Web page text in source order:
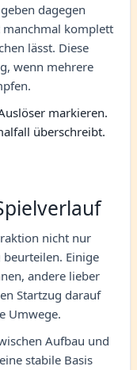
dagegen
komplett
lässt. Diese
wenn mehrere
markieren.
überschreibt.
nicht nur
beurteilen. Einige
andere lieber
Startzug darauf
Umwege.
Aufbau und
stabile Basis